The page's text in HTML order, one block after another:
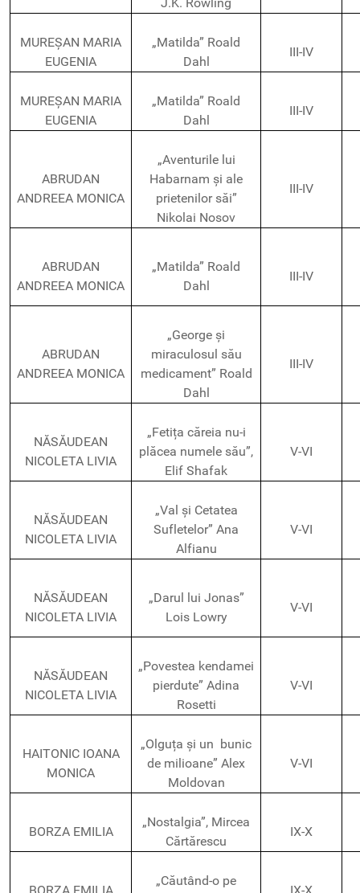
MUREȘAN MARIA
EUGENIA
„Matilda” Roald
Dahl
III-IV
MUREȘAN MARIA
EUGENIA
„Matilda” Roald
Dahl
III-IV
ABRUDAN
ANDREEA MONICA
„Aventurile lui
Habarnam și ale
prietenilor săi”
Nikolai Nosov
III-IV
ABRUDAN
ANDREEA MONICA
„Matilda” Roald
Dahl
III-IV
ABRUDAN
ANDREEA MONICA
„George și
miraculosul său
medicament” Roald
Dahl
III-IV
NĂSĂUDEAN
NICOLETA LIVIA
„Fetița căreia nu-i
plăcea numele său”,
Elif Shafak
V-VI
NĂSĂUDEAN
NICOLETA LIVIA
„Val și Cetatea
Sufletelor” Ana
Alfianu
V-VI
NĂSĂUDEAN
NICOLETA LIVIA
„Darul lui Jonas”
Lois Lowry
V-VI
NĂSĂUDEAN
NICOLETA LIVIA
„Povestea kendamei
pierdute” Adina
Rosetti
V-VI
HAITONIC IOANA
MONICA
„Olguța și un bunic
de milioane” Alex
Moldovan
V-VI
BORZA EMILIA
„Nostalgia”, Mircea
Cărtărescu
IX-X
„Căutând-o pe